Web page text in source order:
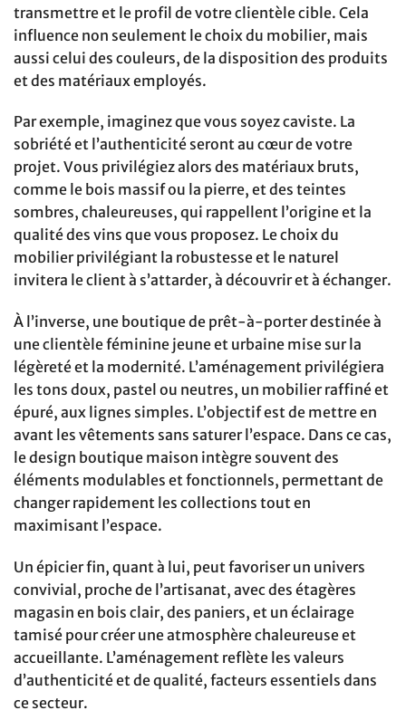
transmettre et le profil de votre clientèle cible. Cela
influence non seulement le choix du mobilier, mais
aussi celui des couleurs, de la disposition des produits
et des matériaux employés.
Par exemple, imaginez que vous soyez caviste. La
sobriété et l’authenticité seront au cœur de votre
projet. Vous privilégiez alors des matériaux bruts,
comme le bois massif ou la pierre, et des teintes
sombres, chaleureuses, qui rappellent l’origine et la
qualité des vins que vous proposez. Le choix du
mobilier privilégiant la robustesse et le naturel
invitera le client à s’attarder, à découvrir et à échanger.
À l’inverse, une boutique de prêt-à-porter destinée à
une clientèle féminine jeune et urbaine mise sur la
légèreté et la modernité. L’aménagement privilégiera
les tons doux, pastel ou neutres, un mobilier raffiné et
épuré, aux lignes simples. L’objectif est de mettre en
avant les vêtements sans saturer l’espace. Dans ce cas,
le design boutique maison intègre souvent des
éléments modulables et fonctionnels, permettant de
changer rapidement les collections tout en
maximisant l’espace.
Un épicier fin, quant à lui, peut favoriser un univers
convivial, proche de l’artisanat, avec des étagères
magasin en bois clair, des paniers, et un éclairage
tamisé pour créer une atmosphère chaleureuse et
accueillante. L’aménagement reflète les valeurs
d’authenticité et de qualité, facteurs essentiels dans
ce secteur.